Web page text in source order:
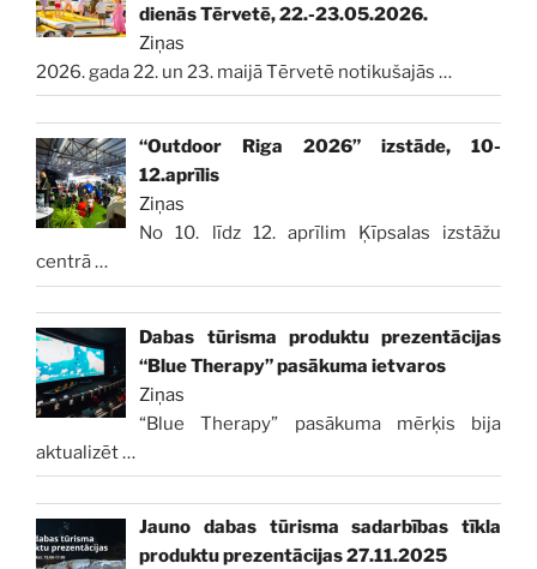
dienās Tērvetē, 22.-23.05.2026.
Ziņas
2026. gada 22. un 23. maijā Tērvetē notikušajās …
“Outdoor Riga 2026” izstāde, 10-
12.aprīlis
Ziņas
No 10. līdz 12. aprīlim Ķīpsalas izstāžu
centrā…
Dabas tūrisma produktu prezentācijas
“Blue Therapy” pasākuma ietvaros
Ziņas
“Blue Therapy” pasākuma mērķis bija
aktualizēt…
Jauno dabas tūrisma sadarbības tīkla
produktu prezentācijas 27.11.2025